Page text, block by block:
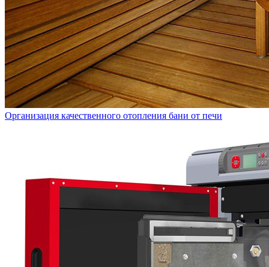
Организация качественного отопления бани от печи